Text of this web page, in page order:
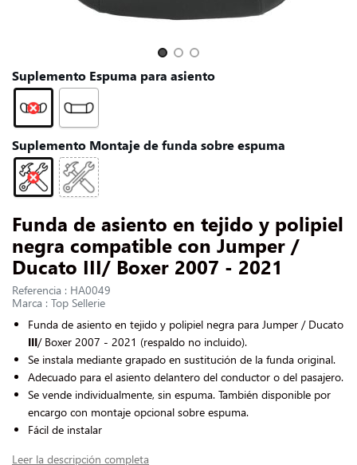
Slide 1 of 3
Suplemento Espuma para asiento
Suplemento Montaje de funda sobre espuma
Funda de asiento en tejido y polipiel
negra compatible con Jumper /
Ducato III/ Boxer 2007 - 2021
Referencia : HA0049
Marca : Top Sellerie
Funda de asiento en tejido y polipiel negra para Jumper / Ducato
III/ Boxer 2007 - 2021 (respaldo no incluido).
Se instala mediante grapado en sustitución de la funda original.
Adecuado para el asiento delantero del conductor o del pasajero.
Se vende individualmente, sin espuma. También disponible por
encargo con montaje opcional sobre espuma.
Fácil de instalar
Leer la descripción completa